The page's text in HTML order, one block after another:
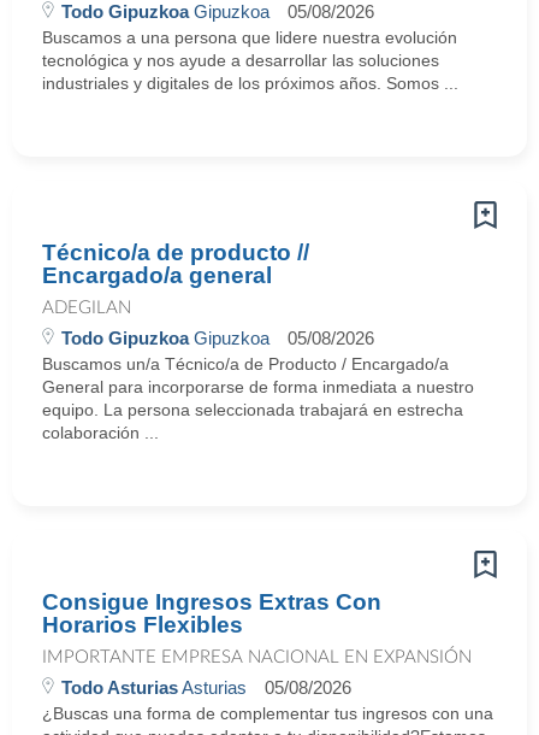
Todo GipuzkoaGipuzkoa 05/08/2026
Buscamos a una persona que lidere nuestra evolución
tecnológica y nos ayude a desarrollar las soluciones
industriales y digitales de los próximos años. Somos ...
Técnico/a de producto //
Encargado/a general
ADEGILAN
Todo GipuzkoaGipuzkoa 05/08/2026
Buscamos un/a Técnico/a de Producto / Encargado/a
General para incorporarse de forma inmediata a nuestro
equipo. La persona seleccionada trabajará en estrecha
colaboración ...
Consigue Ingresos Extras Con
Horarios Flexibles
IMPORTANTE EMPRESA NACIONAL EN EXPANSIÓN
Todo AsturiasAsturias 05/08/2026
¿Buscas una forma de complementar tus ingresos con una